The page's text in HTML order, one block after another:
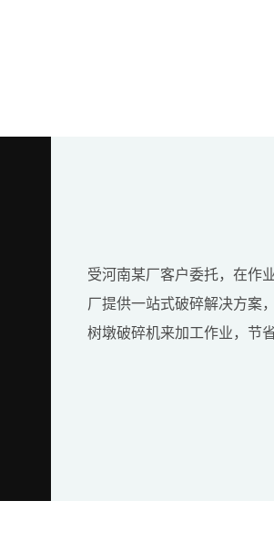
受河南某厂客户委托，在作
厂提供一站式破碎解决方案
树墩破碎机来加工作业，节